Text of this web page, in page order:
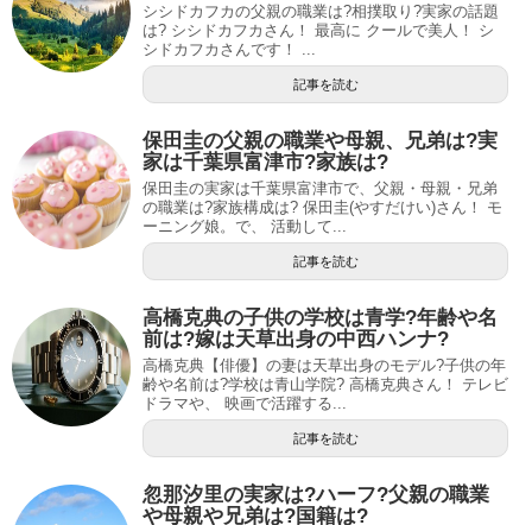
シシドカフカの父親の職業は?相撲取り?実家の話題
は? シシドカフカさん！ 最高に クールで美人！ シ
シドカフカさんです！ ...
記事を読む
保田圭の父親の職業や母親、兄弟は?実
家は千葉県富津市?家族は?
保田圭の実家は千葉県富津市で、父親・母親・兄弟
の職業は?家族構成は? 保田圭(やすだけい)さん！ モ
ーニング娘。で、 活動して...
記事を読む
高橋克典の子供の学校は青学?年齢や名
前は?嫁は天草出身の中西ハンナ?
高橋克典【俳優】の妻は天草出身のモデル?子供の年
齢や名前は?学校は青山学院? 高橋克典さん！ テレビ
ドラマや、 映画で活躍する...
記事を読む
忽那汐里の実家は?ハーフ?父親の職業
や母親や兄弟は?国籍は?